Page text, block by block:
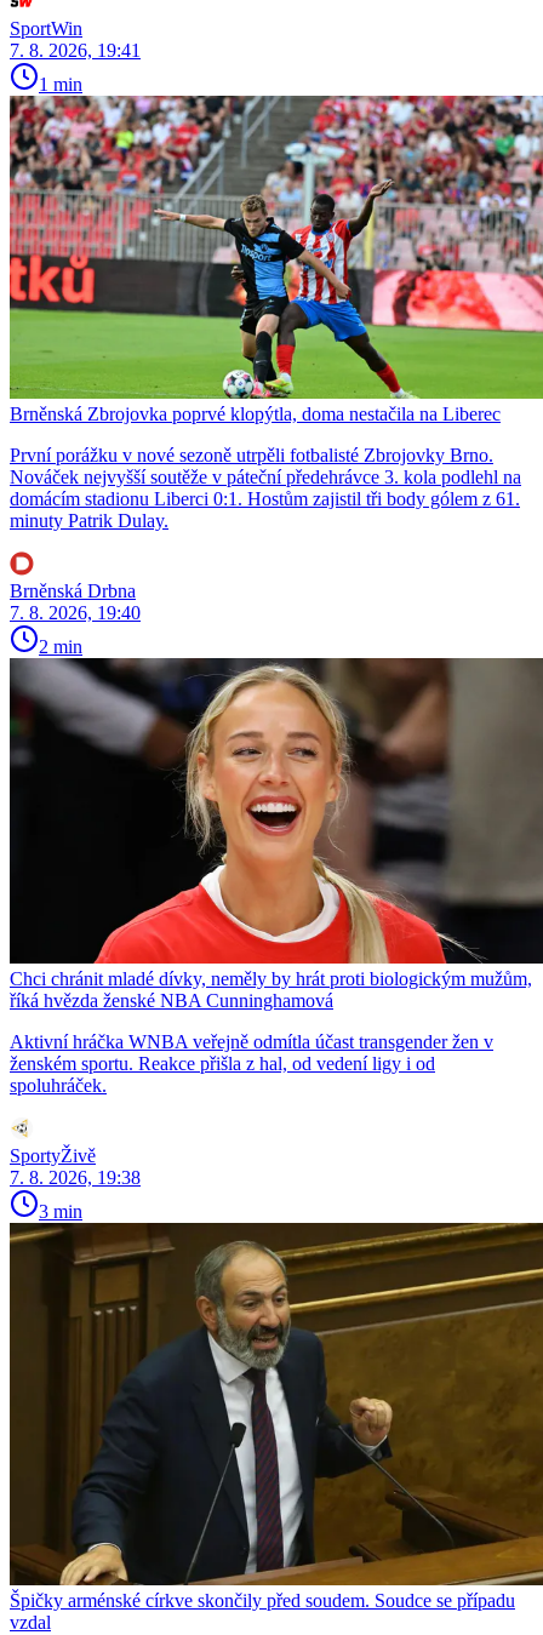
SportWin
7. 8. 2026, 19:41
1 min
Brněnská Zbrojovka poprvé klopýtla, doma nestačila na Liberec
První porážku v nové sezoně utrpěli fotbalisté Zbrojovky Brno.
Nováček nejvyšší soutěže v páteční předehrávce 3. kola podlehl na
domácím stadionu Liberci 0:1. Hostům zajistil tři body gólem z 61.
minuty Patrik Dulay.
Brněnská Drbna
7. 8. 2026, 19:40
2 min
Chci chránit mladé dívky, neměly by hrát proti biologickým mužům,
říká hvězda ženské NBA Cunninghamová
Aktivní hráčka WNBA veřejně odmítla účast transgender žen v
ženském sportu. Reakce přišla z hal, od vedení ligy i od
spoluhráček.
SportyŽivě
7. 8. 2026, 19:38
3 min
Špičky arménské církve skončily před soudem. Soudce se případu
vzdal